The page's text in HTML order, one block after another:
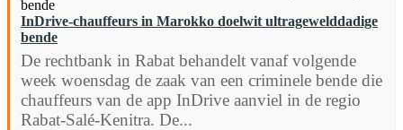
InDrive-chauffeurs in Marokko doelwit ultragewelddadige
bende
De rechtbank in Rabat behandelt vanaf volgende
week woensdag de zaak van een criminele bende die
chauffeurs van de app InDrive aanviel in de regio
Rabat-Salé-Kenitra. De...